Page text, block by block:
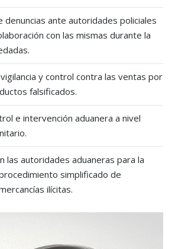
denuncias ante autoridades policiales
con las mismas durante la
y control contra las ventas por
falsificados.
e intervención aduanera a nivel
las autoridades aduaneras para la
simplificado de
ilícitas.